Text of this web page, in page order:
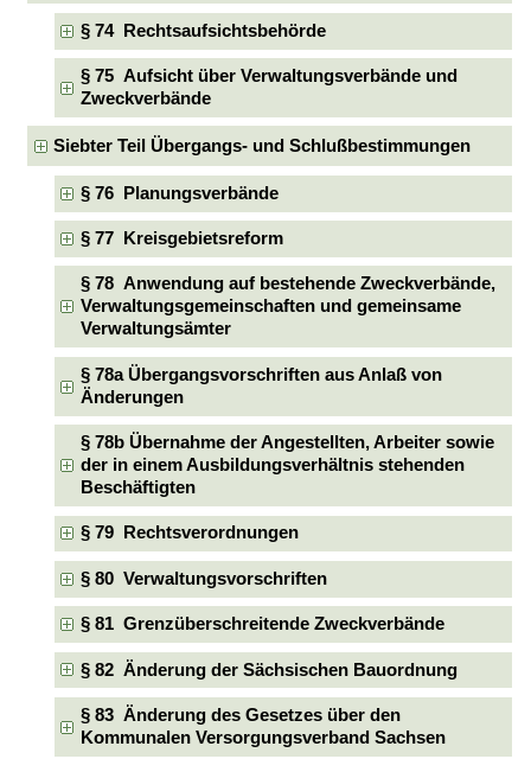
§ 74 Rechtsaufsichtsbehörde
§ 75 Aufsicht über Verwaltungsverbände und
Zweckverbände
Siebter Teil Übergangs- und Schlußbestimmungen
§ 76 Planungsverbände
§ 77 Kreisgebietsreform
§ 78 Anwendung auf bestehende Zweckverbände,
Verwaltungsgemeinschaften und gemeinsame
Verwaltungsämter
§ 78a Übergangsvorschriften aus Anlaß von
Änderungen
§ 78b Übernahme der Angestellten, Arbeiter sowie
der in einem Ausbildungsverhältnis stehenden
Beschäftigten
§ 79 Rechtsverordnungen
§ 80 Verwaltungsvorschriften
§ 81 Grenzüberschreitende Zweckverbände
§ 82 Änderung der Sächsischen Bauordnung
§ 83 Änderung des Gesetzes über den
Kommunalen Versorgungsverband Sachsen